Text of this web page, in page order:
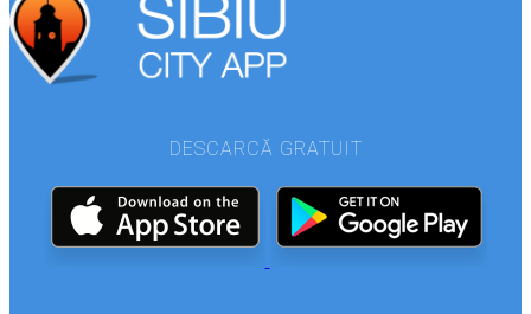
DESCARCĂ GRATUIT